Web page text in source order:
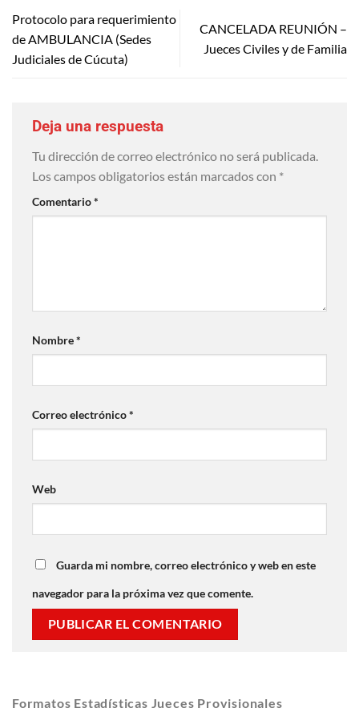
Protocolo para requerimiento
de AMBULANCIA (Sedes
Judiciales de Cúcuta)
CANCELADA REUNIÓN –
Jueces Civiles y de Familia
Deja una respuesta
Tu dirección de correo electrónico no será publicada.
Los campos obligatorios están marcados con *
Comentario*
Nombre*
Correo electrónico*
Web
Guarda mi nombre, correo electrónico y web en este
navegador para la próxima vez que comente.
Formatos Estadísticas Jueces Provisionales